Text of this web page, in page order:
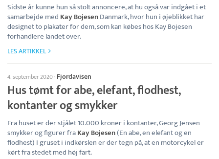
Sidste år kunne hun så stolt annoncere, at hu også var indgået i et
samarbejde med Kay BojesenDanmark, hvor hun i øjeblikket har
designet to plakater for dem, som kan købes hos Kay Bojesen
forhandlere landet over.
LES ARTIKKEL
4. september 2020· Fjordavisen
Hus tømt for abe, elefant, flodhest,
kontanter og smykker
Fra huset er der stjålet 10.000 kroner i kontanter, Georg Jensen
smykker og figurer fraKay Bojesen(En abe, en elefant og en
flodhest) I gruset i indkørslen er der tegn på, at en motorcykel er
kørt fra stedet med høj fart.